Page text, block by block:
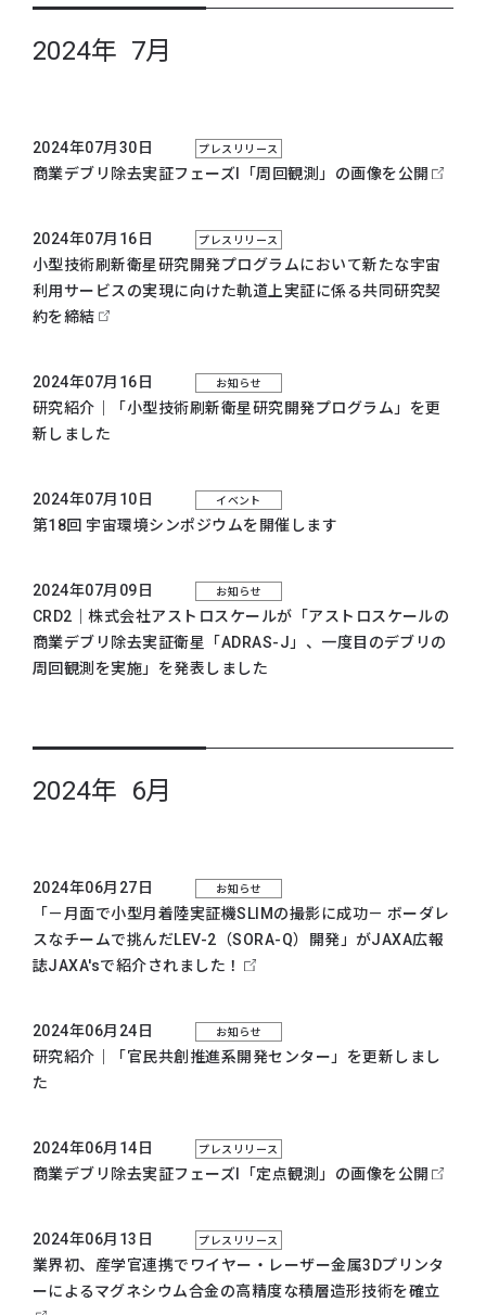
2024年 7月
2024年07月30日 プレスリリース
商業デブリ除去実証フェーズI「周回観測」の画像を公開
2024年07月16日 プレスリリース
小型技術刷新衛星研究開発プログラムにおいて新たな宇宙
利用サービスの実現に向けた軌道上実証に係る共同研究契
約を締結
2024年07月16日 お知らせ
研究紹介｜「小型技術刷新衛星研究開発プログラム」を更
新しました
2024年07月10日 イベント
第18回 宇宙環境シンポジウムを開催します
2024年07月09日 お知らせ
CRD2｜株式会社アストロスケールが「アストロスケールの
商業デブリ除去実証衛星「ADRAS-J」、一度目のデブリの
周回観測を実施」を発表しました
2024年 6月
2024年06月27日 お知らせ
「－月面で小型月着陸実証機SLIMの撮影に成功－ ボーダレ
スなチームで挑んだLEV-2（SORA-Q）開発」がJAXA広報
誌JAXA'sで紹介されました！
2024年06月24日 お知らせ
研究紹介｜「官民共創推進系開発センター」を更新しまし
た
2024年06月14日 プレスリリース
商業デブリ除去実証フェーズI「定点観測」の画像を公開
2024年06月13日 プレスリリース
業界初、産学官連携でワイヤー・レーザー金属3Dプリンタ
ーによるマグネシウム合金の高精度な積層造形技術を確立